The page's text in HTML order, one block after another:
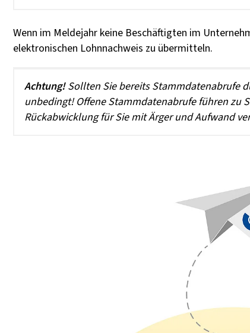
Wenn im Meldejahr keine Beschäftigten im
elektronischen Lohnnachweis zu übermitteln.
Achtung!Sollten Sie bereits Stammdatenabrufe
unbedingt! Offene Stammdatenabrufe führen zu
Rückabwicklung für Sie mit Ärger und Aufwand